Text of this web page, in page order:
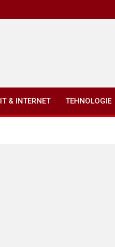
IT & INTERNET TEHNOLOGIE